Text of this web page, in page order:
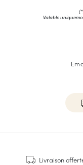
Valable
BasketsLivraison